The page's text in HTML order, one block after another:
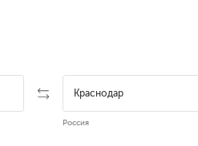
Россия